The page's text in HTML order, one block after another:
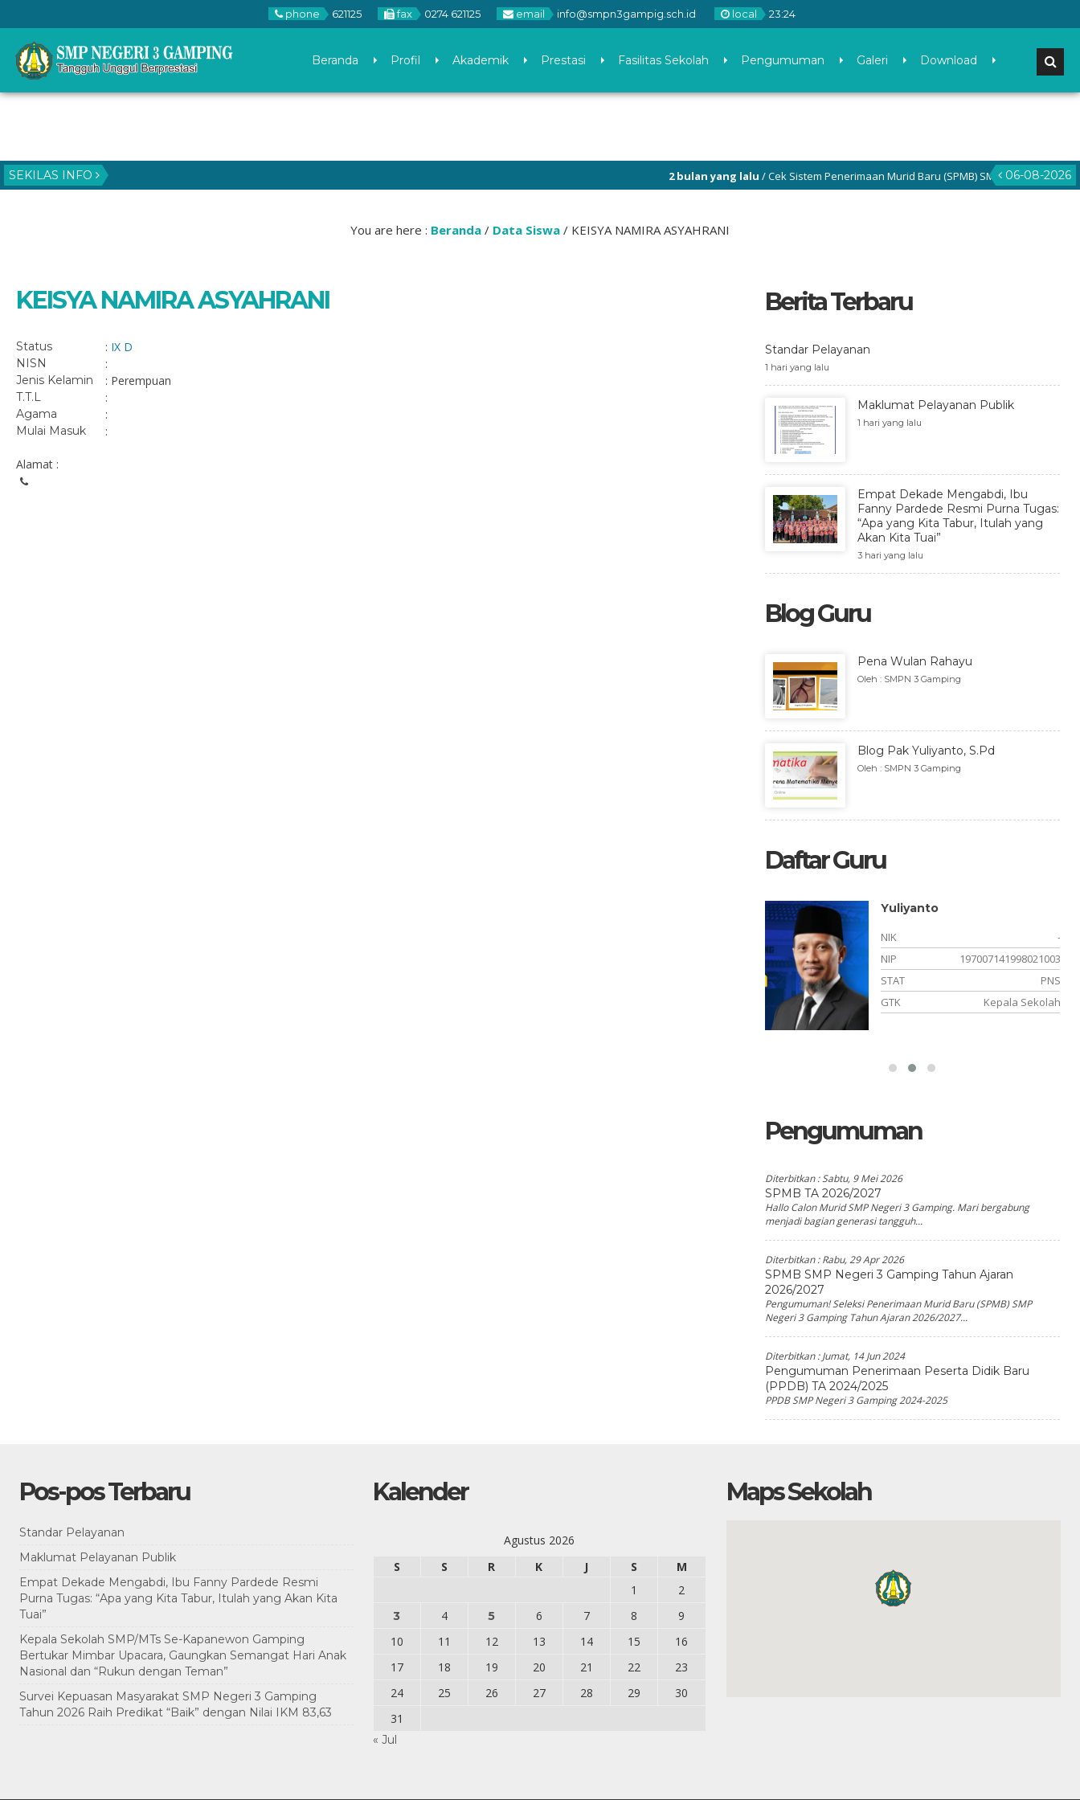
phone 621125 fax 0274 621125 email info@smpn3gampig.sch.id local 23:24
Beranda Profil Akademik Prestasi Fasilitas Sekolah Pengumuman Galeri Download
SEKILAS INFO 06-08-2026
2 bulan yang lalu/ Cek Sistem Penerimaan Murid Baru (SPMB) SMP Negeri 3 Gamping di
You are here : Beranda / Data Siswa / KEISYA NAMIRA ASYAHRANI
KEISYA NAMIRA ASYAHRANI
Status : IX D
NISN :
Jenis Kelamin : Perempuan
T.T.L :
Agama :
Mulai Masuk :
Alamat :
Berita Terbaru
Standar Pelayanan
1 hari yang lalu
Maklumat Pelayanan Publik
1 hari yang lalu
Empat Dekade Mengabdi, Ibu
Fanny Pardede Resmi Purna Tugas:
“Apa yang Kita Tabur, Itulah yang
Akan Kita Tuai”
3 hari yang lalu
Blog Guru
Pena Wulan Rahayu
Oleh : SMPN 3 Gamping
Blog Pak Yuliyanto, S.Pd
Oleh : SMPN 3 Gamping
Daftar Guru
Yuliyanto
NIK
-
NIP
197007141998021003
STAT
PNS
GTK
Kepala Sekolah
Pengumuman
Diterbitkan :Sabtu, 9 Mei 2026
SPMB TA 2026/2027
Hallo Calon Murid SMP Negeri 3 Gamping. Mari bergabung
menjadi bagian generasi tangguh...
Diterbitkan :Rabu, 29 Apr 2026
SPMB SMP Negeri 3 Gamping Tahun Ajaran
2026/2027
Pengumuman! Seleksi Penerimaan Murid Baru (SPMB) SMP
Negeri 3 Gamping Tahun Ajaran 2026/2027...
Diterbitkan :Jumat, 14 Jun 2024
Pengumuman Penerimaan Peserta Didik Baru
(PPDB) TA 2024/2025
PPDB SMP Negeri 3 Gamping 2024-2025
Pos-pos Terbaru
Standar Pelayanan
Maklumat Pelayanan Publik
Empat Dekade Mengabdi, Ibu Fanny Pardede Resmi
Purna Tugas: “Apa yang Kita Tabur, Itulah yang Akan Kita
Tuai”
Kepala Sekolah SMP/MTs Se-Kapanewon Gamping
Bertukar Mimbar Upacara, Gaungkan Semangat Hari Anak
Nasional dan “Rukun dengan Teman”
Survei Kepuasan Masyarakat SMP Negeri 3 Gamping
Tahun 2026 Raih Predikat “Baik” dengan Nilai IKM 83,63
Kalender
Agustus 2026
S
S R K J S
M
1
2
3 4 5 6 7 8
9
10
11 12 13 14 15
16
17
18 19 20 21 22
23
24
25 26 27 28 29
30
31
« Jul
Maps Sekolah